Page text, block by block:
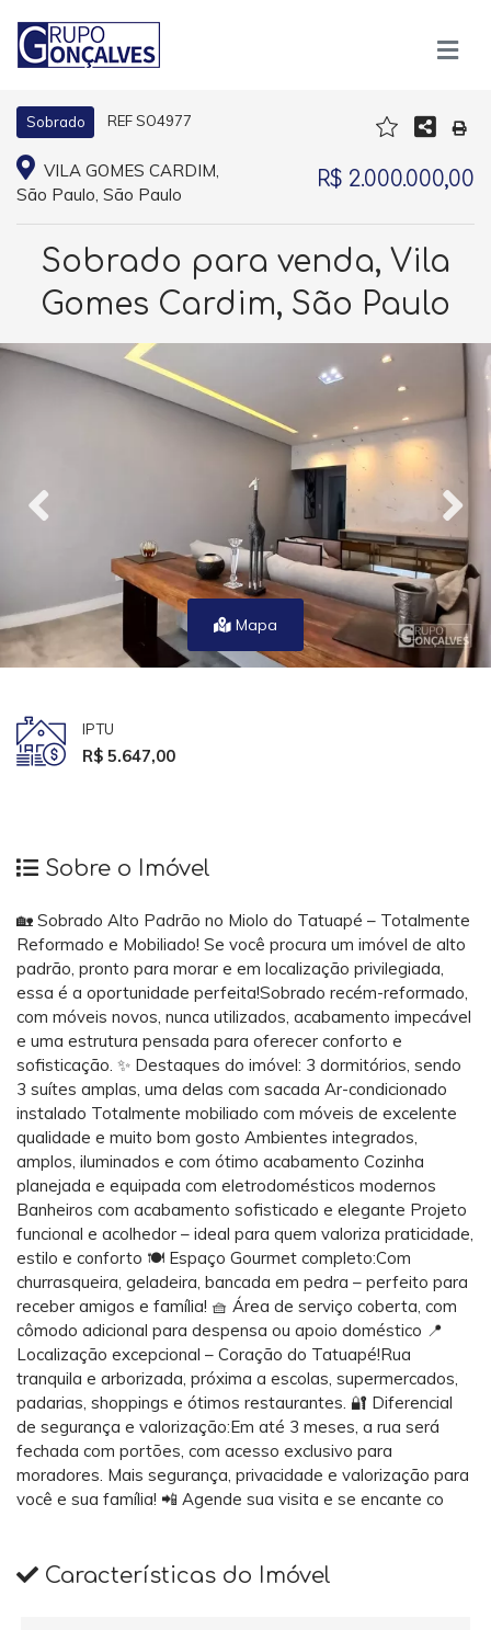
Sobrado REF SO4977
VILA GOMES CARDIM,
São Paulo, São Paulo
R$ 2.000.000,00
Sobrado para venda, Vila
Gomes Cardim, São Paulo
Mapa
IPTU
R$ 5.647,00
Sobre o Imóvel
🏡 Sobrado Alto Padrão no Miolo do Tatuapé – Totalmente
Reformado e Mobiliado! Se você procura um imóvel de alto
padrão, pronto para morar e em localização privilegiada,
essa é a oportunidade perfeita!Sobrado recém-reformado,
com móveis novos, nunca utilizados, acabamento impecável
e uma estrutura pensada para oferecer conforto e
sofisticação. ✨ Destaques do imóvel: 3 dormitórios, sendo
3 suítes amplas, uma delas com sacada Ar-condicionado
instalado Totalmente mobiliado com móveis de excelente
qualidade e muito bom gosto Ambientes integrados,
amplos, iluminados e com ótimo acabamento Cozinha
planejada e equipada com eletrodomésticos modernos
Banheiros com acabamento sofisticado e elegante Projeto
funcional e acolhedor – ideal para quem valoriza praticidade,
estilo e conforto 🍽️ Espaço Gourmet completo:Com
churrasqueira, geladeira, bancada em pedra – perfeito para
receber amigos e família! 🧺 Área de serviço coberta, com
cômodo adicional para despensa ou apoio doméstico 📍
Localização excepcional – Coração do Tatuapé!Rua
tranquila e arborizada, próxima a escolas, supermercados,
padarias, shoppings e ótimos restaurantes. 🔐 Diferencial
de segurança e valorização:Em até 3 meses, a rua será
fechada com portões, com acesso exclusivo para
moradores. Mais segurança, privacidade e valorização para
você e sua família! 📲 Agende sua visita e se encante co
Características do Imóvel